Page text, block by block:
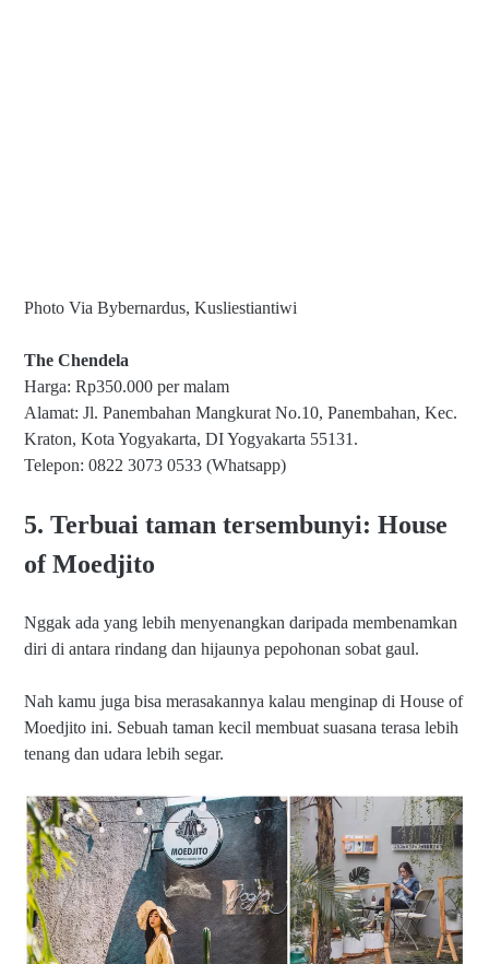
Photo Via Bybernardus, Kusliestiantiwi
The Chendela
Harga: Rp350.000 per malam
Alamat: Jl. Panembahan Mangkurat No.10, Panembahan, Kec.
Kraton, Kota Yogyakarta, DI Yogyakarta 55131.
Telepon: 0822 3073 0533 (Whatsapp)
5. Terbuai taman tersembunyi: House
of Moedjito
Nggak ada yang lebih menyenangkan daripada membenamkan
diri di antara rindang dan hijaunya pepohonan sobat gaul.
Nah kamu juga bisa merasakannya kalau menginap di House of
Moedjito ini. Sebuah taman kecil membuat suasana terasa lebih
tenang dan udara lebih segar.